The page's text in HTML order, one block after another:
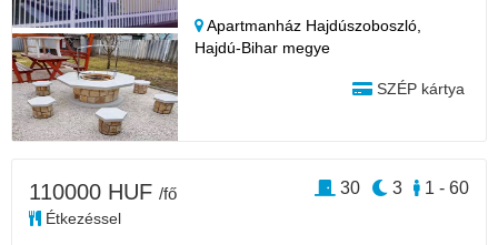
Apartmanház Hajdúszoboszló,
Hajdú-Bihar megye
SZÉP kártya
110000 HUF /fő
Étkezéssel
1 - 60
3
30